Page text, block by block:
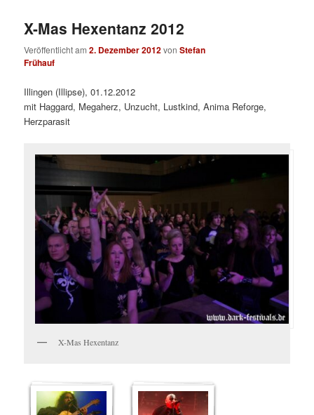
X-Mas Hexentanz 2012
Veröffentlicht am2. Dezember 2012vonStefan
Frühauf
Illingen (Illipse), 01.12.2012
mit Haggard, Megaherz, Unzucht, Lustkind, Anima Reforge,
Herzparasit
X-Mas Hexentanz